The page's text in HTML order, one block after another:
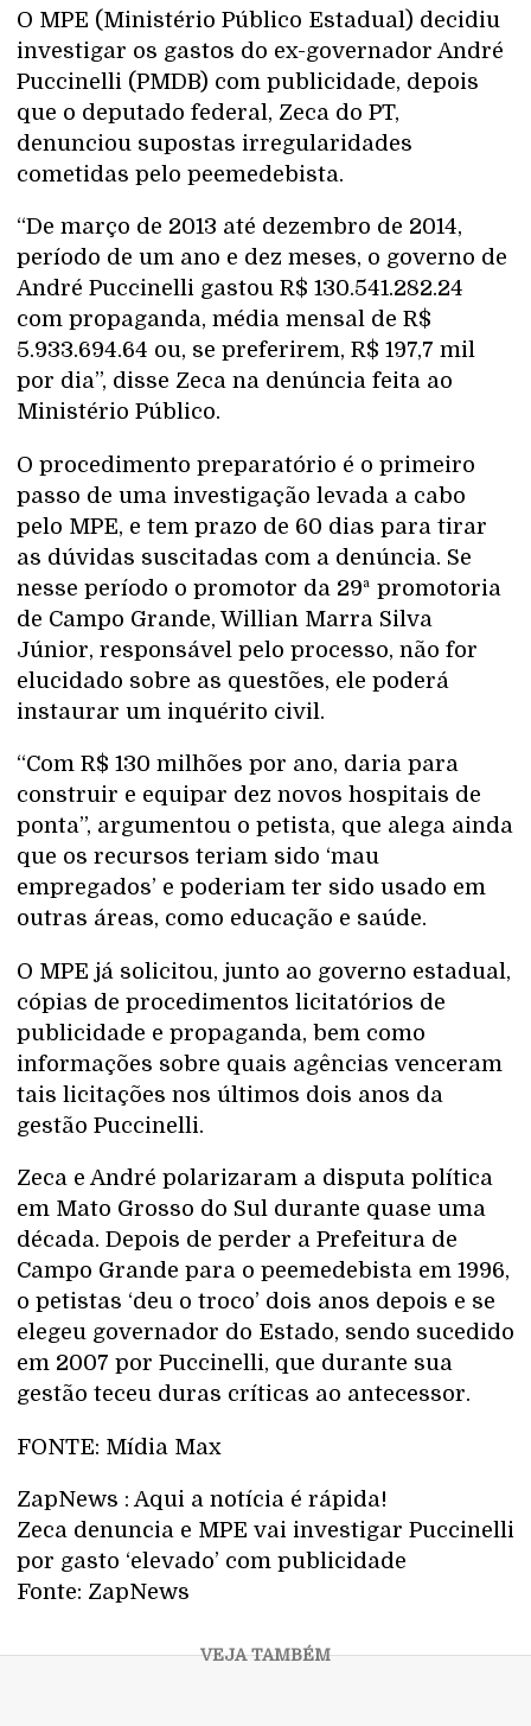
O MPE (Ministério Público Estadual) decidiu
investigar os gastos do ex-governador André
Puccinelli (PMDB) com publicidade, depois
que o deputado federal, Zeca do PT,
denunciou supostas irregularidades
cometidas pelo peemedebista.
“De março de 2013 até dezembro de 2014,
período de um ano e dez meses, o governo de
André Puccinelli gastou R$ 130.541.282.24
com propaganda, média mensal de R$
5.933.694.64 ou, se preferirem, R$ 197,7 mil
por dia”, disse Zeca na denúncia feita ao
Ministério Público.
O procedimento preparatório é o primeiro
passo de uma investigação levada a cabo
pelo MPE, e tem prazo de 60 dias para tirar
as dúvidas suscitadas com a denúncia. Se
nesse período o promotor da 29ª promotoria
de Campo Grande, Willian Marra Silva
Júnior, responsável pelo processo, não for
elucidado sobre as questões, ele poderá
instaurar um inquérito civil.
“Com R$ 130 milhões por ano, daria para
construir e equipar dez novos hospitais de
ponta”, argumentou o petista, que alega ainda
que os recursos teriam sido ‘mau
empregados’ e poderiam ter sido usado em
outras áreas, como educação e saúde.
O MPE já solicitou, junto ao governo estadual,
cópias de procedimentos licitatórios de
publicidade e propaganda, bem como
informações sobre quais agências venceram
tais licitações nos últimos dois anos da
gestão Puccinelli.
Zeca e André polarizaram a disputa política
em Mato Grosso do Sul durante quase uma
década. Depois de perder a Prefeitura de
Campo Grande para o peemedebista em 1996,
o petistas ‘deu o troco’ dois anos depois e se
elegeu governador do Estado, sendo sucedido
em 2007 por Puccinelli, que durante sua
gestão teceu duras críticas ao antecessor.
FONTE: Mídia Max
ZapNews : Aqui a notícia é rápida!
Zeca denuncia e MPE vai investigar Puccinelli
por gasto ‘elevado’ com publicidade
Fonte: ZapNews